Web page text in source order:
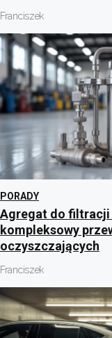
Franciszek
PORADY
Agregat do filtracji
kompleksowy
oczyszczających
Franciszek